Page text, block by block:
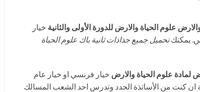
علوم الحياة والارض للدورة الأولى والثانية خيار
تحميل جميع جذاذات ثانية باك علوم الحياة
لمادة علوم الحياة والارض خيار فرنسي او خيار عام
كنت من الأساتذة الجدد وتدرس احد الشعب المسالك